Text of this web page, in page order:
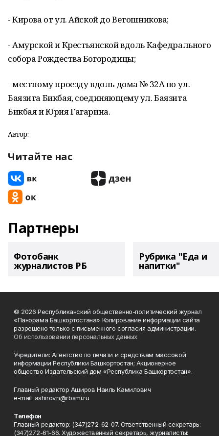
- Кирова от ул. Айской до Ветошникова;
- Амурской и Крестьянской вдоль Кафедрального
собора Рождества Богородицы;
- местному проезду вдоль дома № 32А по ул.
Баязита Бикбая, соединяющему ул. Баязита
Бикбая и Юрия Гагарина.
Автор:
Читайте нас
Партнеры
Фотобанк
журналистов РБ
Рубрика "Еда и
напитки"
© 2026 Республиканский общественно-политический журнал
«Панорама Башкортостана» Копирование информации сайта
разрешено только с письменного согласия администрации.
Об использовании персональных данных
Учредители: Агентство по печати и средствам массовой
информации Республики Башкортостан; Акционерное
общество Издательский дом «Республика Башкортостан».
Главный редактор Аширов Наиль Камилович
e-mail: ashirov.n@rbsmi.ru
Телефон
Главный редактор: (347)272-62-07. Ответственный секретарь:
(347)272-61-66. Художественный секретарь, журналисты: